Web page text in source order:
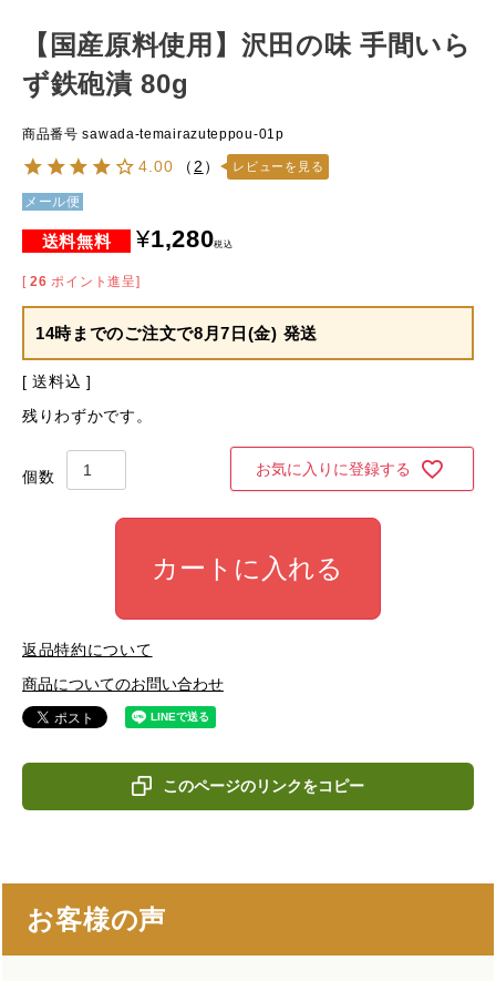
【国産原料使用】沢田の味 手間いら
ず鉄砲漬 80g
商品番号 sawada-temairazuteppou-01p
4.00 （ 2 ） レビューを見る
メール便
¥1,280税込
[ 26 ポイント進呈]
14時までのご注文で8月7日(金) 発送
送料込
残りわずかです。
お気に入りに登録する
カートに入れる
返品特約について
商品についてのお問い合わせ
このページのリンクをコピー
お客様の声